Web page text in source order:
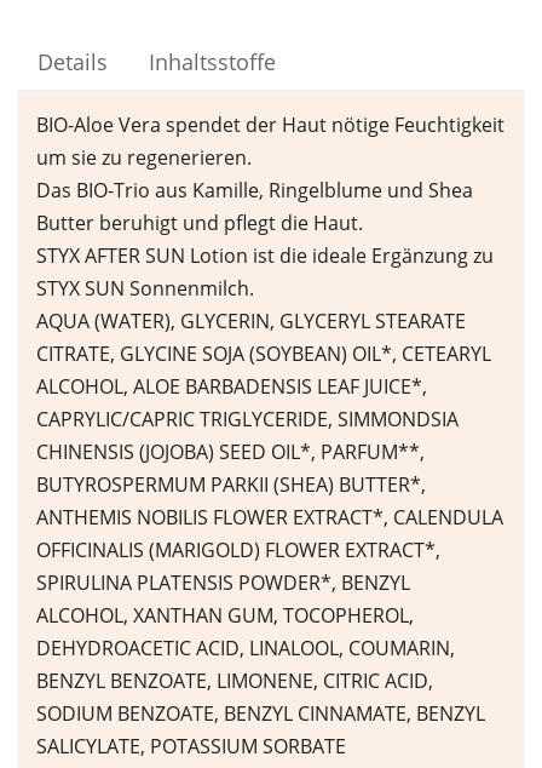
Details Inhaltsstoffe
BIO-Aloe Vera spendet der Haut nötige Feuchtigkeit
um sie zu regenerieren.
Das BIO-Trio aus Kamille, Ringelblume und Shea
Butter beruhigt und pflegt die Haut.
STYX AFTER SUN Lotion ist die ideale Ergänzung zu
STYX SUN Sonnenmilch.
AQUA (WATER), GLYCERIN, GLYCERYL STEARATE
CITRATE, GLYCINE SOJA (SOYBEAN) OIL*, CETEARYL
ALCOHOL, ALOE BARBADENSIS LEAF JUICE*,
CAPRYLIC/CAPRIC TRIGLYCERIDE, SIMMONDSIA
CHINENSIS (JOJOBA) SEED OIL*, PARFUM**,
BUTYROSPERMUM PARKII (SHEA) BUTTER*,
ANTHEMIS NOBILIS FLOWER EXTRACT*, CALENDULA
OFFICINALIS (MARIGOLD) FLOWER EXTRACT*,
SPIRULINA PLATENSIS POWDER*, BENZYL
ALCOHOL, XANTHAN GUM, TOCOPHEROL,
DEHYDROACETIC ACID, LINALOOL, COUMARIN,
BENZYL BENZOATE, LIMONENE, CITRIC ACID,
SODIUM BENZOATE, BENZYL CINNAMATE, BENZYL
SALICYLATE, POTASSIUM SORBATE